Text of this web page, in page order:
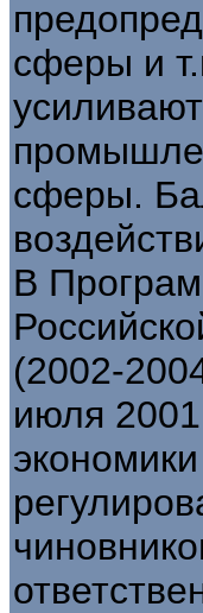
сферы и
сферы.
В
(2002-
июля